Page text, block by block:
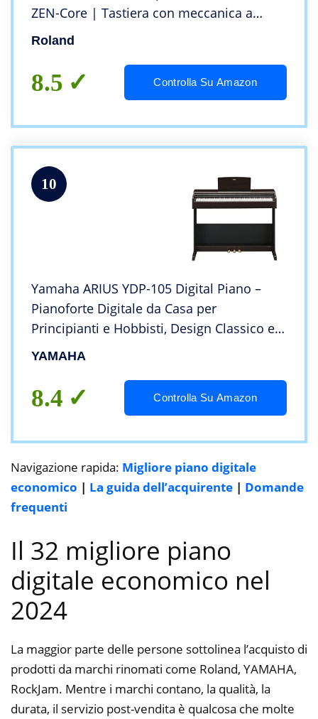
ZEN-Core | Tastiera con meccanica a
martelletti a 88 tasti | Accompagnamento
Roland
8.5 Controlla Su Amazon
10
Yamaha ARIUS YDP-105 Digital Piano –
Pianoforte Digitale da Casa per
Principianti e Hobbisti, Design Classico ed
Elegante, Suonabilità Autentica di un
YAMAHA
8.4 Controlla Su Amazon
Navigazione rapida: Migliore piano digitale
economico | La guida dell’acquirente | Domande
frequenti
Il 32 migliore piano
digitale economico nel
2024
La maggior parte delle persone sottolinea l’acquisto di
prodotti da marchi rinomati come Roland, YAMAHA,
RockJam. Mentre i marchi contano, la qualità, la
durata, il servizio post-vendita è qualcosa che molte